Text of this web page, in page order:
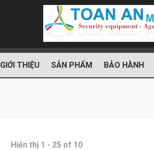
GIỚI THIỆU SẢN PHẨM BẢO HÀNH
Hiển thị 1 - 25 of 10